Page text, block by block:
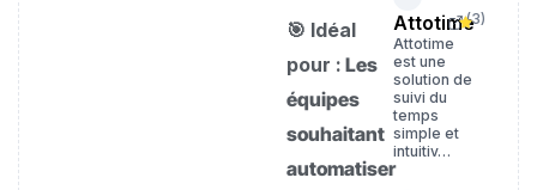
🎯 Idéal
pour : Les
équipes
souhaitant
automatiser
Attotime
(3)
Attotime
est une
solution de
suivi du
temps
simple et
intuitiv…